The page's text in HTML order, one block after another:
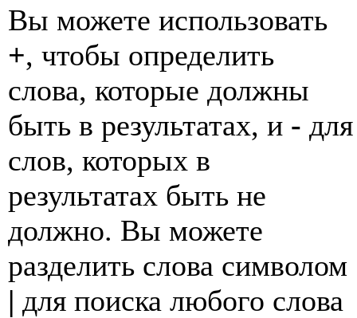
Вы можете использовать
+, чтобы определить
слова, которые должны
быть в результатах, и - для
слов, которых в
результатах быть не
должно. Вы можете
разделить слова символом
| для поиска любого слова